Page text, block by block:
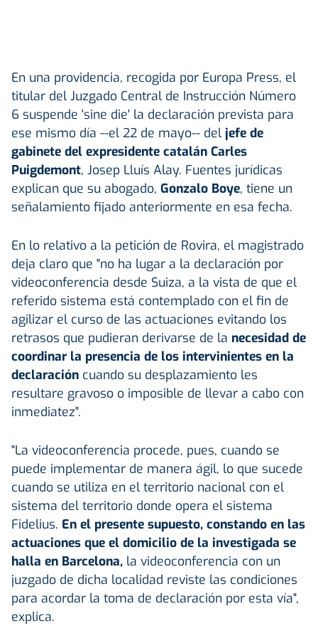
En una providencia, recogida por Europa Press, el
titular del Juzgado Central de Instrucción Número
6 suspende 'sine die' la declaración prevista para
ese mismo día --el 22 de mayo-- del jefe de
gabinete del expresidente catalán Carles
Puigdemont, Josep Lluís Alay. Fuentes jurídicas
explican que su abogado, Gonzalo Boye, tiene un
señalamiento fijado anteriormente en esa fecha.
En lo relativo a la petición de Rovira, el magistrado
deja claro que "no ha lugar a la declaración por
videoconferencia desde Suiza, a la vista de que el
referido sistema está contemplado con el fin de
agilizar el curso de las actuaciones evitando los
retrasos que pudieran derivarse de la necesidad de
coordinar la presencia de los intervinientes en la
declaración cuando su desplazamiento les
resultare gravoso o imposible de llevar a cabo con
inmediatez".
"La videoconferencia procede, pues, cuando se
puede implementar de manera ágil, lo que sucede
cuando se utiliza en el territorio nacional con el
sistema del territorio donde opera el sistema
Fidelius. En el presente supuesto, constando en las
actuaciones que el domicilio de la investigada se
halla en Barcelona, la videoconferencia con un
juzgado de dicha localidad reviste las condiciones
para acordar la toma de declaración por esta vía",
explica.